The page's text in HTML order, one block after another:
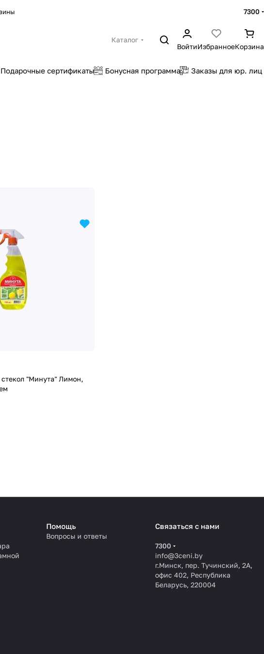
7300
Каталог
ВойтиИзбранноеКорзина
Подарочные сертификаты Бонусная программа Заказы для юр. лиц
"Минута" Лимон,
Помощь
Вопросы и ответы
Связаться с нами
7300
info@3ceni.by
г.Минск, пер. Тучинский, 2А,
офис 402, Республика
Беларусь, 220004